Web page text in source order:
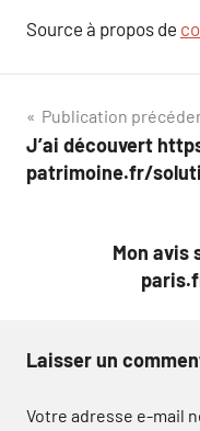
Source à propos de
Navigation
de
Publication
J’ai découvert
patrimoine.fr/
Mon
Laisser un
Votre adresse e-mail